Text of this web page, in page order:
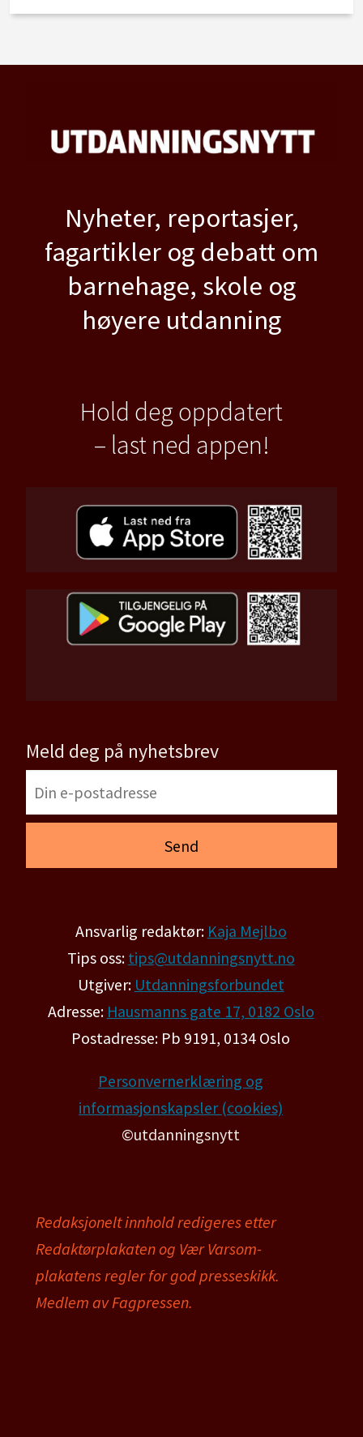
Nyheter, reportasjer,
fagartikler og debatt om
barnehage, skole og
høyere utdanning
Hold deg oppdatert
– last ned appen!
Meld deg på nyhetsbrev
Ansvarlig redaktør: Kaja Mejlbo
Tips oss: tips@utdanningsnytt.no
Utgiver: Utdanningsforbundet
Adresse: Hausmanns gate 17, 0182 Oslo
Postadresse: Pb 9191, 0134 Oslo
Personvernerklæring og
informasjonskapsler (cookies)
©utdanningsnytt
Redaksjonelt innhold redigeres etter
Redaktørplakaten og Vær Varsom-
plakatens regler for god presseskikk.
Medlem av Fagpressen.